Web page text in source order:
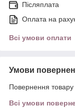
Післяплата
Оплата на
Всі умови оплати
Умови
Повернення
Всі умови